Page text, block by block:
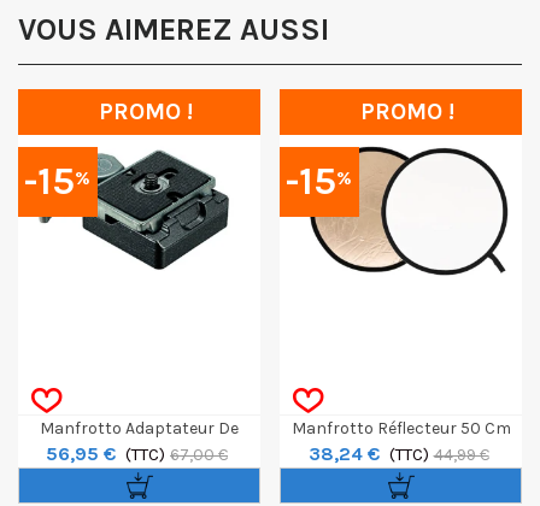
VOUS AIMEREZ AUSSI
-15%
PROMO !
Manfrotto Adaptateur De
Plateau Rapide P/200 PL
56,95 € (TTC) 67,00 €
-15%
PROMO !
Manfrotto Réflecteur 50 Cm
Sunfire / Blanc
38,24 € (TTC) 44,99 €